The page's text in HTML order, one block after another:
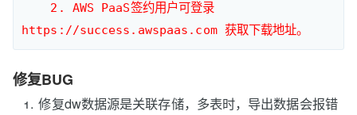
修复BUG
修复dw数据源是关联存储，多表时，导出数据会报错